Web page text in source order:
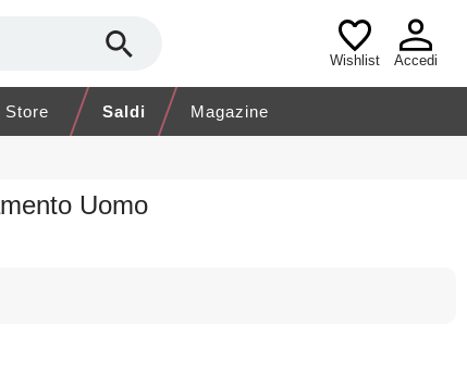
Wishlist Accedi
Store Saldi Magazine
Uomo